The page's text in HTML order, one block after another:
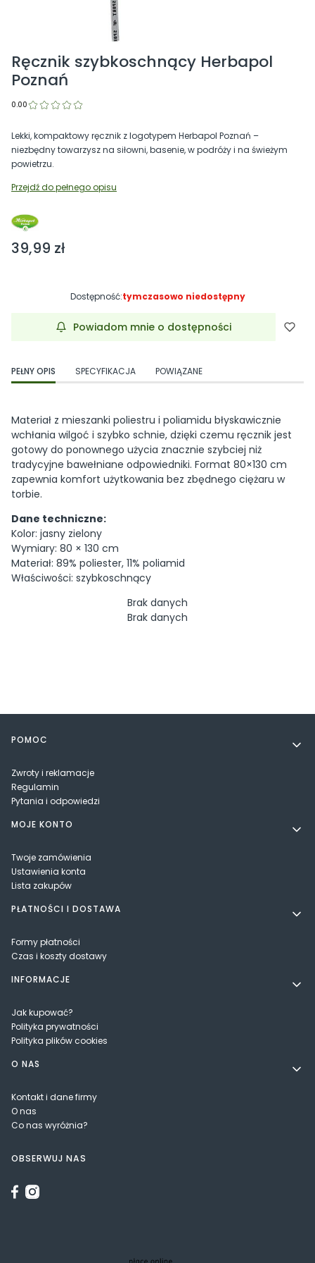
Ręcznik szybkoschnący Herbapol
Poznań
0.00
Lekki, kompaktowy ręcznik z logotypem Herbapol Poznań –
niezbędny towarzysz na siłowni, basenie, w podróży i na świeżym
powietrzu.
Przejdź do pełnego opisu
Cena
39,99 zł
Dostępność:tymczasowo niedostępny
Powiadom mnie o dostępności
PEŁNY OPIS SPECYFIKACJA POWIĄZANE
Materiał z mieszanki poliestru i poliamidu błyskawicznie
wchłania wilgoć i szybko schnie, dzięki czemu ręcznik jest
gotowy do ponownego użycia znacznie szybciej niż
tradycyjne bawełniane odpowiedniki. Format 80×130 cm
zapewnia komfort użytkowania bez zbędnego ciężaru w
torbie.
Dane techniczne:
Kolor: jasny zielony
Wymiary: 80 × 130 cm
Materiał: 89% poliester, 11% poliamid
Właściwości: szybkoschnący
Brak danych
Brak danych
Linki w stopce
POMOC
Zwroty i reklamacje
Regulamin
Pytania i odpowiedzi
MOJE KONTO
Twoje zamówienia
Ustawienia konta
Lista zakupów
PŁATNOŚCI I DOSTAWA
Formy płatności
Czas i koszty dostawy
INFORMACJE
Jak kupować?
Polityka prywatności
Polityka plików cookies
O NAS
Kontakt i dane firmy
O nas
Co nas wyróżnia?
OBSERWUJ NAS